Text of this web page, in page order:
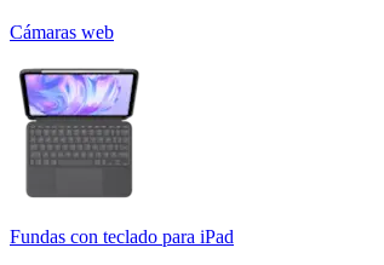
Cámaras web
Fundas con teclado para iPad